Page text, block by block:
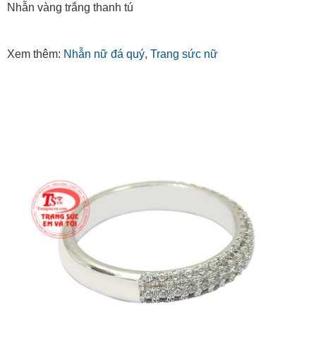
Nhẫn vàng trắng thanh tú
Xem thêm: Nhẫn nữ đá quý, Trang sức nữ